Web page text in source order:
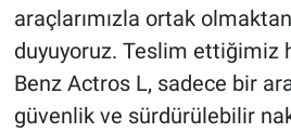
araçlarımızla ortak
duyuyoruz. Teslim ettiğimiz
Benz Actros L, sadece bir
güvenlik ve sürdürülebilir